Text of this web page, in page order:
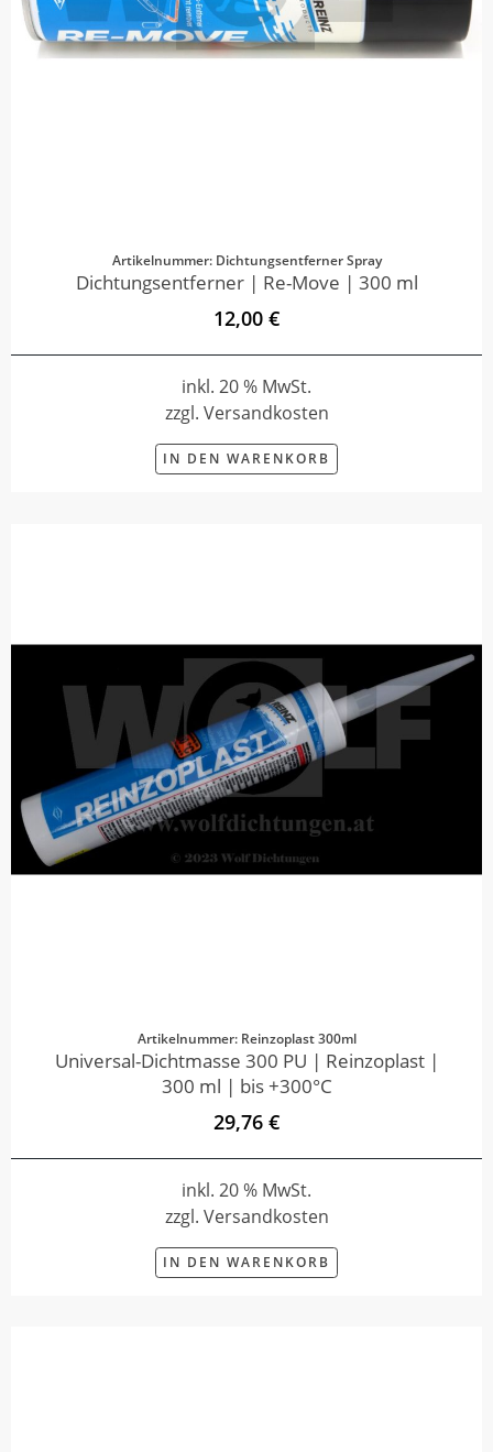
Artikelnummer: Dichtungsentferner Spray
Dichtungsentferner | Re-Move | 300 ml
12,00 €
inkl. 20 % MwSt.
zzgl. Versandkosten
IN DEN WARENKORB
Artikelnummer: Reinzoplast 300ml
Universal-Dichtmasse 300 PU | Reinzoplast |
300 ml | bis +300°C
29,76 €
inkl. 20 % MwSt.
zzgl. Versandkosten
IN DEN WARENKORB